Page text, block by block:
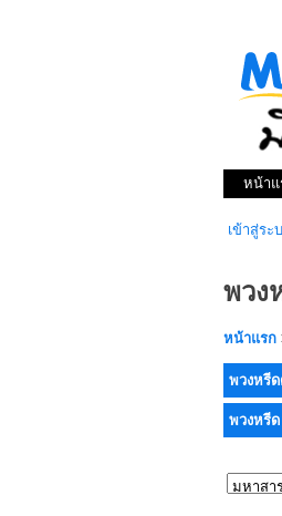
หน้าแ
เข้าสู่ระ
พวง
หน้าแรก
พวงหรี
พวงหรี